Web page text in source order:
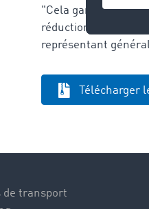
"Cela garantit une
réduction des
représentant
Télécharger
de transport